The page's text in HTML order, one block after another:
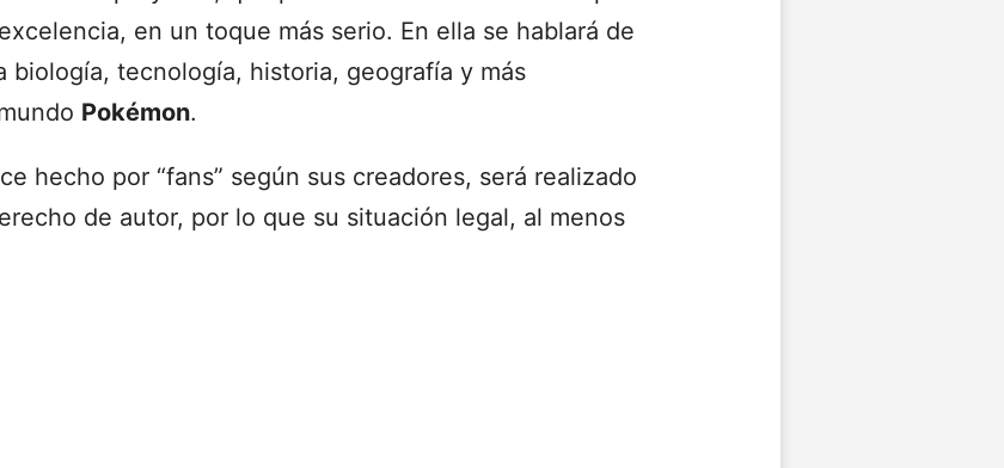
en un toque más serio. En ella se hablará de
biología, tecnología, historia, geografía y más
Pokémon.
hecho por “fans” según sus creadores, será realizado
de autor, por lo que su situación legal, al menos